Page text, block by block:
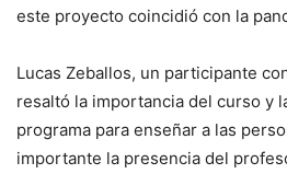
este proyecto coincidió con la
Lucas Zeballos, un participante
resaltó la importancia del curso y
programa para enseñar a las
importante la presencia del